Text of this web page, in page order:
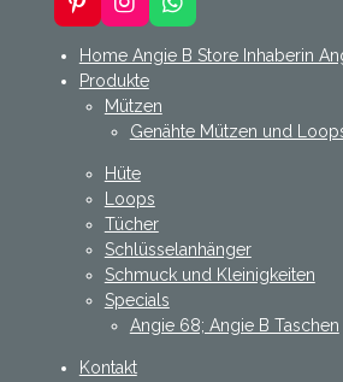
P
i
n
t
I
n
s
t
a
g
r
a
m
W
h
a
A
p
Home Angie B Store Inhaberin
Produkte
Mützen
Genähte Mützen und
Hüte
Loops
Tücher
Schlüsselanhänger
Schmuck und Kleinigkeiten
Specials
Angie 68; Angie B Taschen
Kontakt